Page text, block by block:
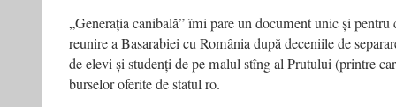
„Generația canibală” îmi pare un document unic și
reunire a Basarabiei cu România după deceniile de
de elevi și studenți de pe malul stîng al Prutului (printre
burselor oferite de statul ro.